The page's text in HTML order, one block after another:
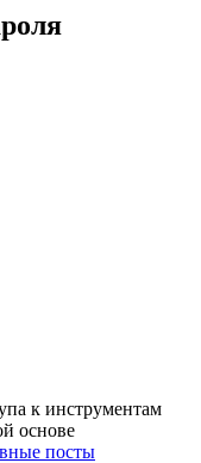
к инструментам
основе
посты